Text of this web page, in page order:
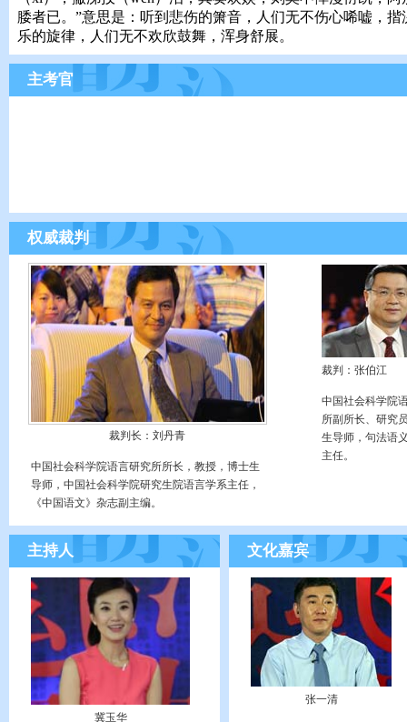
腇者已。”意思是：听到悲伤的箫音，人们无不伤心唏嘘，揩
乐的旋律，人们无不欢欣鼓舞，浑身舒展。
主考官
权威裁判
裁判长：刘丹青
中国社会科学院语言研究所所长，教授，博士生
导师，中国社会科学院研究生院语言学系主任，
《中国语文》杂志副主编。
裁判：张伯江
中国社会科学院
所副所长、研究
生导师，句法语
主任。
主持人
冀玉华
文化嘉宾
张一清